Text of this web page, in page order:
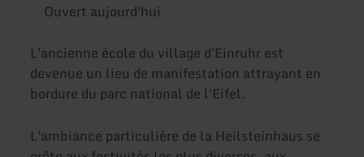
Ouvert aujourd'hui
L'ancienne école du village d'Einruhr est
devenue un lieu de manifestation attrayant en
bordure du parc national de l'Eifel.
L'ambiance particulière de la Heilsteinhaus se